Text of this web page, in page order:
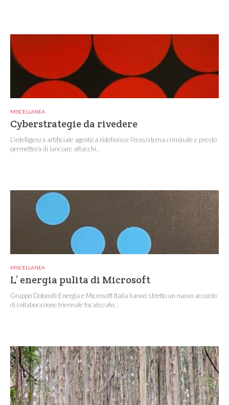
MISCELLANEA
Cyberstrategie da rivedere
L’intelligenza artificiale agentica ridefinisce l’ecosistema criminale e presto
permetterà di lanciare attacchi...
MISCELLANEA
L’ energia pulita di Microsoft
Gruppo Dolomiti Energia e Microsoft Italia hanno stretto un nuovo accordo
di collaborazione triennale focalizzato...